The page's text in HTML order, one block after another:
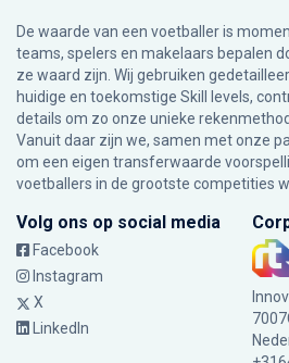
De waarde van een voetballer is
teams, spelers en makelaars bepalen
ze waard zijn. Wij gebruiken
huidige en toekomstige Skill levels,
details om zo onze unieke
Vanuit daar zijn we, samen met onze
om een eigen transferwaarde
voetballers in de grootste competities
Volg ons op social media
Facebook
Instagram
X
LinkedIn